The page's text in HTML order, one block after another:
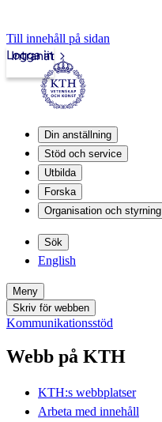
Till innehåll på sidan
Intranät
Logga in
Din anställning
Stöd och service
Utbilda
Forska
Organisation och styrning
Sök
English
Meny
Skriv för webben
Kommunikationsstöd
Webb på KTH
KTH:s webbplatser
Arbeta med innehåll